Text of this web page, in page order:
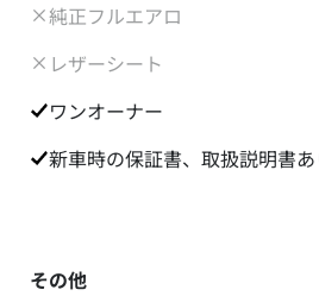
純正フルエアロ
レザーシート
ワンオーナー
新車時の保証書、取扱説明書あ
その他